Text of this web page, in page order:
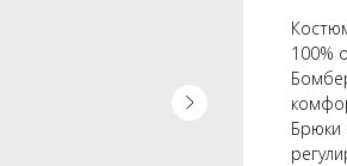
100%
Брюки